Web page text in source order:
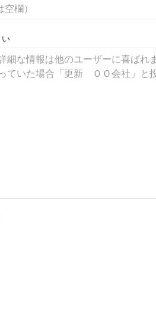
い